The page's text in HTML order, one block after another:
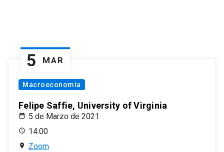
5 MAR
Macroeconomía
Felipe Saffie, University of Virginia
5 de Marzo de 2021
14:00
Zoom